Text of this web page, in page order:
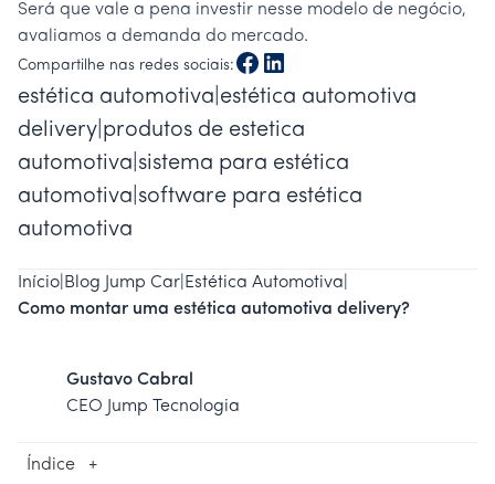
Será que vale a pena investir nesse modelo de negócio,
avaliamos a demanda do mercado.
Compartilhe nas redes sociais:
estética automotiva|estética automotiva
delivery|produtos de estetica
automotiva|sistema para estética
automotiva|software para estética
automotiva
Início Blog Jump Car Estética Automotiva
Como montar uma estética automotiva delivery?
Gustavo Cabral
CEO Jump Tecnologia
Índice +